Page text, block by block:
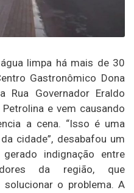
limpa há mais de 30
Gastronômico Dona
Rua Governador Eraldo
e vem causando
a cena. “Isso é uma
cidade”, desabafou um
indignação entre
da região, que
o problema. A